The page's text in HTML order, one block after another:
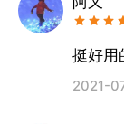
挺好用
2021-